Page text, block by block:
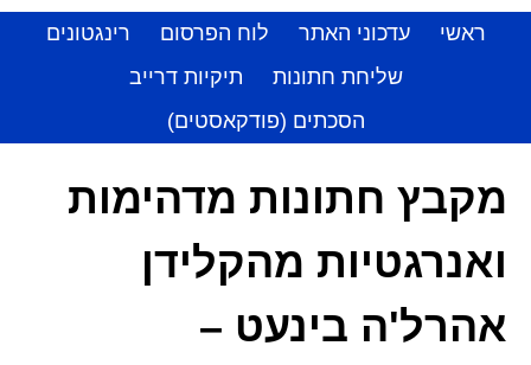
ראשי עדכוני האתר לוח הפרסום
רינגטונים
שליחת חתונות
תיקיות דרייב
הסכתים (פודקאסטים)
מקבץ חתונות מדהימות
ואנרגטיות מהקלידן
אהרל'ה בינעט –